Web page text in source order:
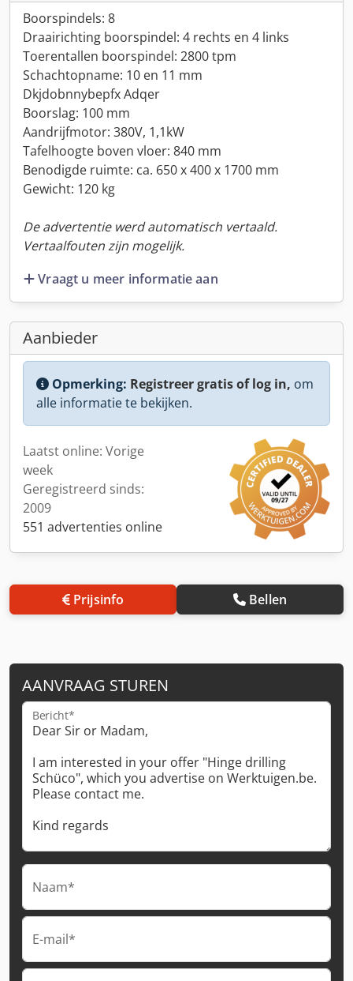
Boorspindels: 8
Draairichting boorspindel: 4 rechts en 4 links
Toerentallen boorspindel: 2800 tpm
Schachtopname: 10 en 11 mm
Dkjdobnnybepfx Adqer
Boorslag: 100 mm
Aandrijfmotor: 380V, 1,1kW
Tafelhoogte boven vloer: 840 mm
Benodigde ruimte: ca. 650 x 400 x 1700 mm
Gewicht: 120 kg
De advertentie werd automatisch vertaald.
Vertaalfouten zijn mogelijk.
Vraagt u meer informatie aan
Aanbieder
Opmerking: Registreer gratis of log in, om
alle informatie te bekijken.
Laatst online: Vorige
week
Geregistreerd sinds:
2009
551 advertenties online
Prijsinfo Bellen
AANVRAAG STUREN
Bericht*
Naam*
E-mail*